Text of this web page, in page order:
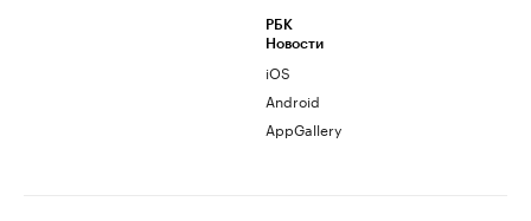
РБК
Новости
iOS
Android
AppGallery